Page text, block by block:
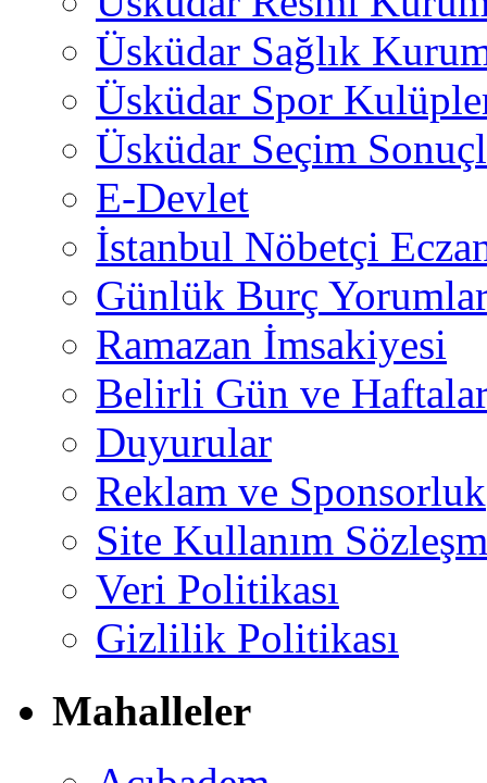
Üsküdar Sağlık
Üsküdar Spor
Üsküdar Seçim
E-Devlet
İstanbul Nöbetçi
Günlük Burç
Ramazan İmsakiyesi
Belirli Gün ve
Duyurular
Reklam ve Sponsorluk
Site Kullanım
Veri Politikası
Gizlilik Politikası
Mahalleler